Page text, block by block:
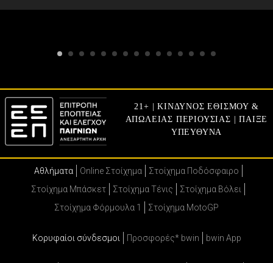
21+ | ΚΙΝΔΥΝΟΣ ΕΘΙΣΜΟΥ &
ΑΠΩΛΕΙΑΣ ΠΕΡΙΟΥΣΙΑΣ | ΠΑΙΞΕ
ΥΠΕΥΘΥΝΑ
Αθλήματα Online Στοίχημα
Στοίχημα Ποδόσφαιρο
Στοίχημα Μπάσκετ
Στοίχημα Τένις
Στοίχημα Βόλει
Στοίχημα Φόρμουλα 1
Στοίχημα MotoGP
Κορυφαίοι σύνδεσμοι Προσφορές* bwin bwin App